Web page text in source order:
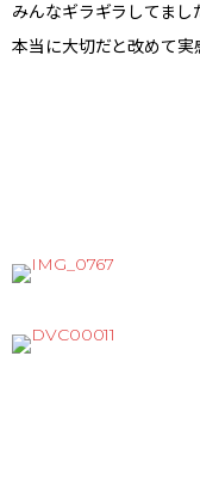
みんなギラギラしてま
本当に大切だと改めて実